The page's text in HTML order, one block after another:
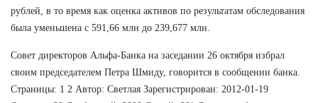
рублей, в то время как оценка активов по результатам обследования
была уменьшена с 591,66 млн до 239,677 млн.
Совет директоров Альфа-Банка на заседании 26 октября избрал
своим председателем Петра Шмиду, говорится в сообщении банка.
Страницы: 1 2 Автор: Светлая Зарегистрирован: 2012-01-19